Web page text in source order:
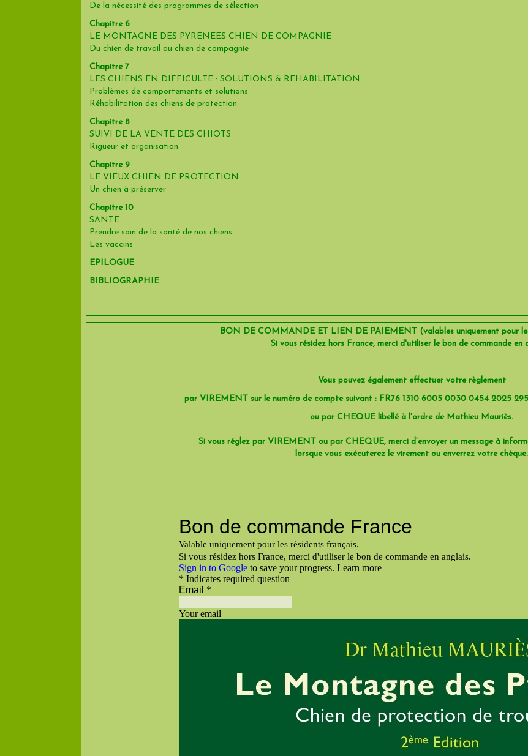
De la nécessité des programmes de sélection
Chapitre 6
LE MONTAGNE DES PYRENEES CHIEN DE COMPAGNIE
Du chien de travail au chien de compagnie
Chapitre 7
LES CHIENS EN DIFFICULTE : SOLUTIONS & REHABILITATION
Problèmes de comportements et solutions
Réhabilitation des chiens de protection
Chapitre 8
SUIVI DE LA VENTE DES CHIOTS
Rigueur et organisation
Chapitre 9
LE VIEUX CHIEN DE PROTECTION
Un chien à préserver
Chapitre 10
SANTE
Prendre soin de la santé de nos chiens
Les vaccins
EPILOGUE
BIBLIOGRAPHIE
BON DE COMMANDE ET LIEN DE PAIEMENT (valables uniquement pour
Si vous résidez hors France, merci d'utiliser le bon de commande en
Vous pouvez également effectuer votre règlement
par VIREMENT sur le numéro de compte suivant : FR76 1310 6005 0030 0454 2025
ou par CHEQUE libellé à l'ordre de Mathieu Mauriès.
Si vous réglez par VIREMENT ou par CHEQUE, merci d’envoyer un message à
lorsque vous exécuterez le virement ou enverrez votre chèque.